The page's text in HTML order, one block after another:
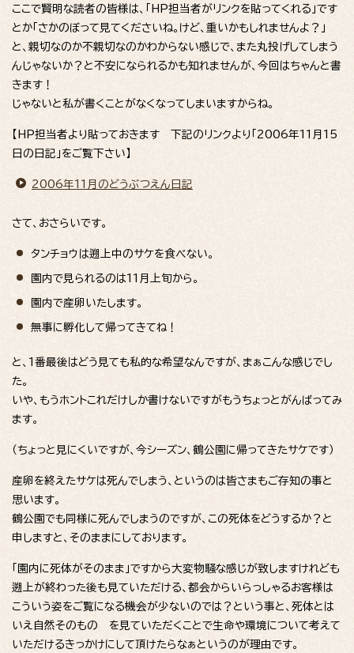
ここで賢明な読者の皆様は、「HP担当者がリンクを貼ってくれる」です
とか「さかのぼって見てくださいね。けど、重いかもしれませんよ？」
と、親切なのか不親切なのかわからない感じで、また丸投げしてしまう
んじゃないか？と不安になられるかも知れませんが、今回はちゃんと書
きます！
じゃないと私が書くことがなくなってしまいますからね。
【HP担当者より貼っておきます 下記のリンクより「2006年11月15
日の日記」をご覧下さい】
2006年11月のどうぶつえん日記
さて、おさらいです。
タンチョウは遡上中のサケを食べない。
園内で見られるのは11月上旬から。
園内で産卵いたします。
無事に孵化して帰ってきてね！
と、1番最後はどう見ても私的な希望なんですが、まぁこんな感じでし
た。
いや、もうホントこれだけしか書けないですがもうちょっとがんばってみ
ます。
（ちょっと見にくいですが、今シーズン、鶴公園に帰ってきたサケです）
産卵を終えたサケは死んでしまう、というのは皆さまもご存知の事と
思います。
鶴公園でも同様に死んでしまうのですが、この死体をどうするか？と
申しますと、そのままにしております。
「園内に死体がそのまま」ですから大変物騒な感じが致しますけれども
遡上が終わった後も見ていただける、都会からいらっしゃるお客様は
こういう姿をご覧になる機会が少ないのでは？という事と、死体とは
いえ自然そのもの を見ていただくことで生命や環境について考えて
いただけるきっかけにして頂けたらなぁというのが理由です。